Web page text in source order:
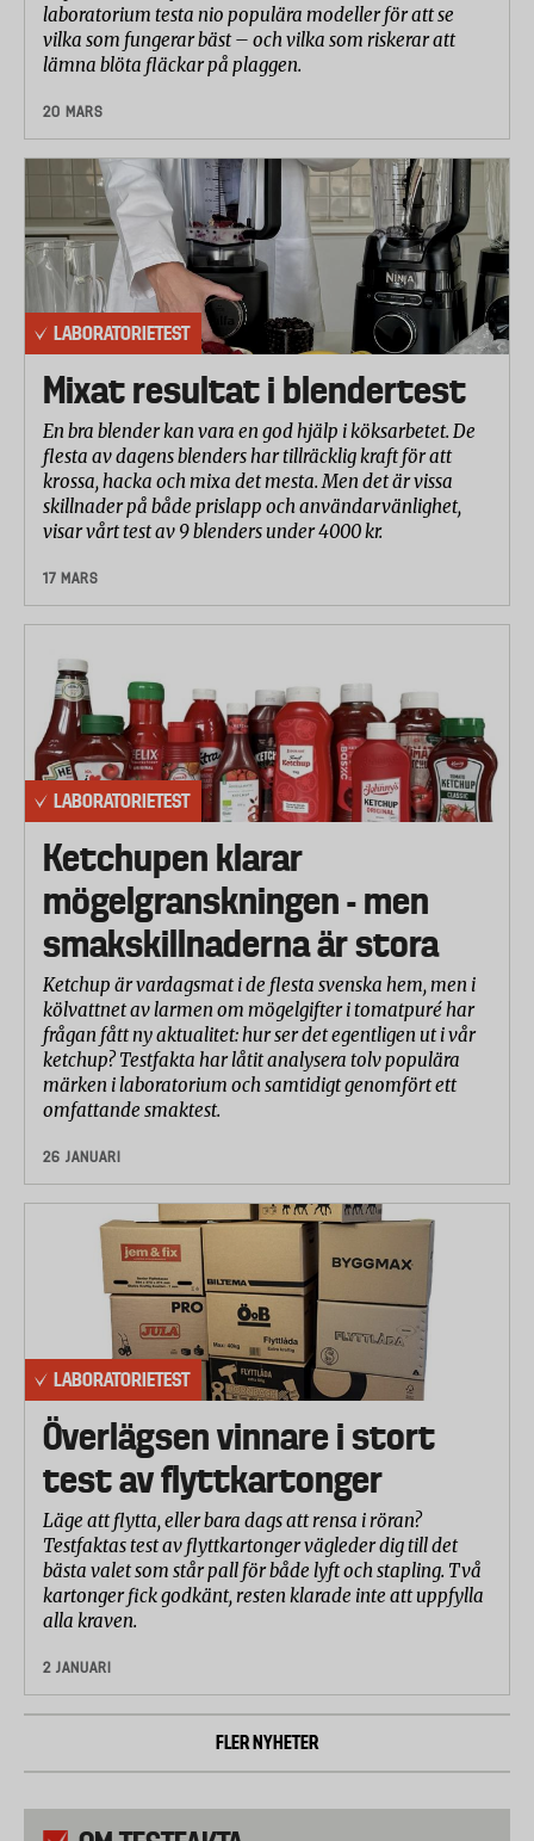
laboratorium testa nio populära modeller för att se
vilka som fungerar bäst – och vilka som riskerar att
lämna blöta fläckar på plaggen.
20 MARS
LABORATORIETEST
Mixat resultat i blendertest
En bra blender kan vara en god hjälp i köksarbetet. De
flesta av dagens blenders har tillräcklig kraft för att
krossa, hacka och mixa det mesta. Men det är vissa
skillnader på både prislapp och användarvänlighet,
visar vårt test av 9 blenders under 4000 kr.
17 MARS
LABORATORIETEST
Ketchupen klarar
mögelgranskningen - men
smakskillnaderna är stora
Ketchup är vardagsmat i de flesta svenska hem, men i
kölvattnet av larmen om mögelgifter i tomatpuré har
frågan fått ny aktualitet: hur ser det egentligen ut i vår
ketchup? Testfakta har låtit analysera tolv populära
märken i laboratorium och samtidigt genomfört ett
omfattande smaktest.
26 JANUARI
LABORATORIETEST
Överlägsen vinnare i stort
test av flyttkartonger
Läge att flytta, eller bara dags att rensa i röran?
Testfaktas test av flyttkartonger vägleder dig till det
bästa valet som står pall för både lyft och stapling. Två
kartonger fick godkänt, resten klarade inte att uppfylla
alla kraven.
2 JANUARI
FLER NYHETER